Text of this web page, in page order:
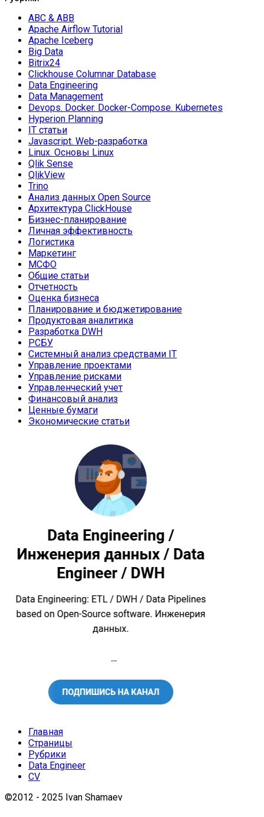
ABC & ABB
Apache Airflow Tutorial
Apache Iceberg
Big Data
Bitrix24
Clickhouse Columnar Database
Data Engineering
Data Management
Devops. Docker. Docker-Compose. Kubernetes
Hyperion Planning
IT статьи
Javascript. Web-разработка
Linux. Основы Linux
Qlik Sense
QlikView
Trino
Анализ данных Open Source
Архитектура ClickHouse
Бизнес-планирование
Личная эффективность
Логистика
Маркетинг
МСФО
Общие статьи
Отчетность
Оценка бизнеса
Планирование и бюджетирование
Продуктовая аналитика
Разработка DWH
РСБУ
Системный анализ средствами IT
Управление проектами
Управление рисками
Управленческий учет
Финансовый анализ
Ценные бумаги
Экономические статьи
Главная
Страницы
Рубрики
Data Engineer
CV
©2012 - 2025 Ivan Shamaev